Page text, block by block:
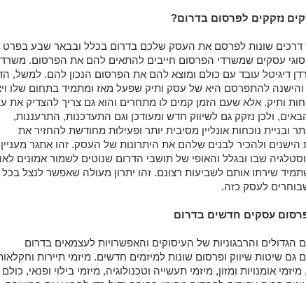
נזקקים לפרסום בדרום?
דרכים שונות לפרסם את העסק שלכם בדרום בכלל ובבאר שבע בפרט
עסקים שמשרדי הפרסום חייבים להתאים להם את הפרסום. משרד
דיגיטל עובד עם כולם ומוצא להם את הפרסום הנכון להם. למשל,
להתפרסם היא של עסק ותיק שפעל מאז ומתמיד בתחום שלו
ותיק. אלא שעם הזמן קמים לו מתחרים והוא גם צריך להצדיק את
ולכן נזקק גם לשיווק חדש ומעודכן וגם התעדכנות, התרעננות,
ובניית נוכחות אונליין מסיבית יותר ופעילות מחודשת להחזיר את
הישנים ולהכיר לבנים שלהם את היתרונות של העסק. זהו אתגר מעניין
שבו ובגלל והאופי של תושבי הדרום שנוטים לשמור אמונים
שירתו אותם לשביעות רצונם. זהו יתרון מעולה שאפשר לנצל בכל
לעסק כזה.
עסקים חדשים בדרום
הגדולים והרבגוניות של העיסוקים והאפשרויות לעצמאים בדרום
גם שיטות שיווק ופרסום שונות למיזמים חדשים. מיזמי תיירות
אומנויות ומזון, מיזמי תעשייה וטכנולוגיה, מיזמי בילוי ופנאי, כולם